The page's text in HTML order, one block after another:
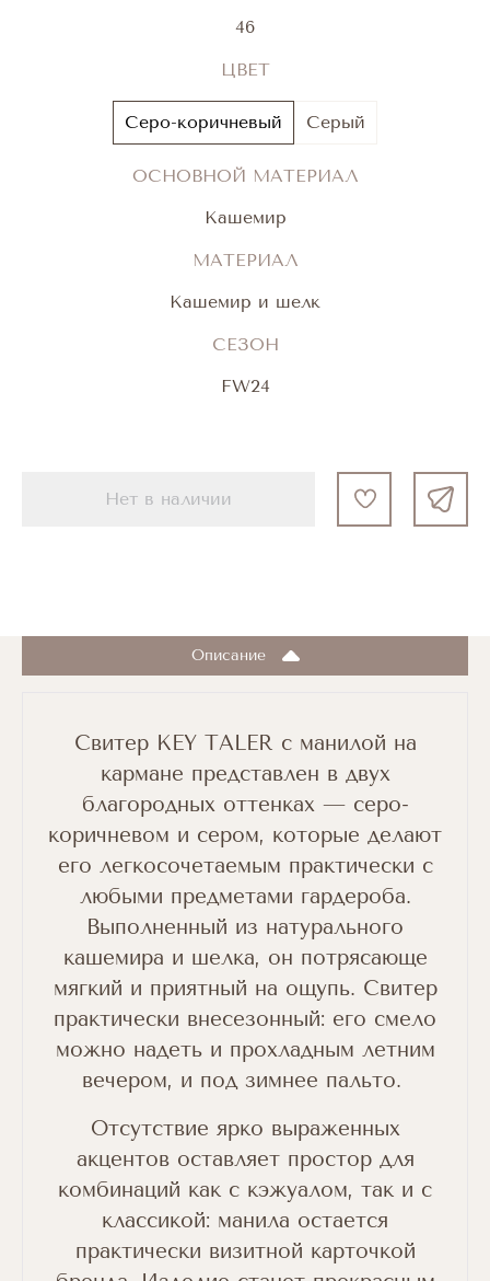
46
ЦВЕТ
Серо-коричневый Серый
ОСНОВНОЙ МАТЕРИАЛ
Кашемир
МАТЕРИАЛ
Кашемир и шелк
СЕЗОН
FW24
Нет в наличии
Описание
Свитер KEY TALER с манилой на
кармане представлен в двух
благородных оттенках — серо-
коричневом и сером, которые делают
его легкосочетаемым практически с
любыми предметами гардероба.
Выполненный из натурального
кашемира и шелка, он потрясающе
мягкий и приятный на ощупь. Свитер
практически внесезонный: его смело
можно надеть и прохладным летним
вечером, и под зимнее пальто.
Отсутствие ярко выраженных
акцентов оставляет простор для
комбинаций как с кэжуалом, так и с
классикой: манила остается
практически визитной карточкой